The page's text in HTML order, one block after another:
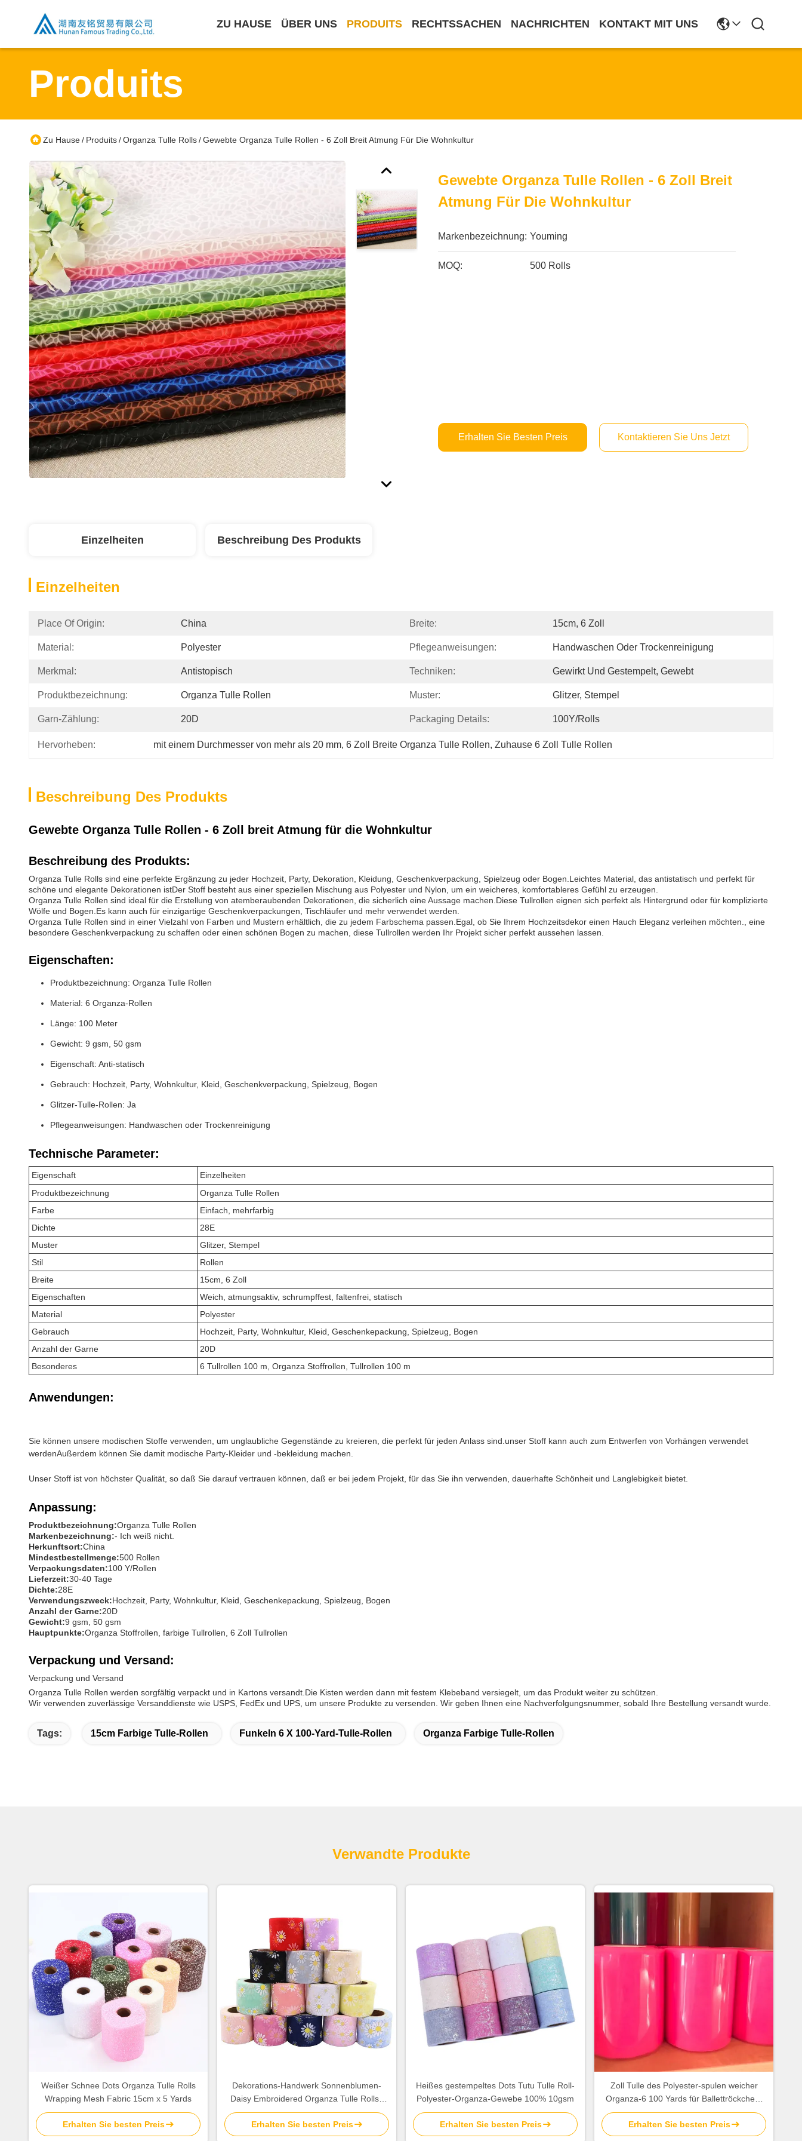
ZU HAUSE ÜBER UNS PRODUITS RECHTSSACHEN NACHRICHTEN KONTAKT MIT UNS
Produits
Zu Hause/ Produits/Organza Tulle Rolls/Gewebte Organza Tulle Rollen - 6 Zoll Breit Atmung Für Die Wohnkultur
Gewebte Organza Tulle Rollen - 6 Zoll Breit
Atmung Für Die Wohnkultur
Markenbezeichnung: Youming
MOQ: 500 Rolls
Erhalten Sie Besten Preis Kontaktieren Sie Uns Jetzt
Einzelheiten Beschreibung Des Produkts
Einzelheiten
Place Of Origin: China Breite: 15cm, 6 Zoll
Material: Polyester Pflegeanweisungen: Handwaschen Oder Trockenreinigung
Merkmal: Antistopisch Techniken: Gewirkt Und Gestempelt, Gewebt
Produktbezeichnung: Organza Tulle Rollen Muster: Glitzer, Stempel
Garn-Zählung: 20D Packaging Details: 100Y/rolls
Hervorheben: mit einem Durchmesser von mehr als 20 mm, 6 Zoll Breite Organza Tulle Rollen, Zuhause 6 Zoll Tulle Rollen
Beschreibung Des Produkts
Gewebte Organza Tulle Rollen - 6 Zoll breit Atmung für die Wohnkultur
Beschreibung des Produkts:
Organza Tulle Rolls sind eine perfekte Ergänzung zu jeder Hochzeit, Party, Dekoration, Kleidung, Geschenkverpackung, Spielzeug oder Bogen.Leichtes Material, das antistatisch und perfekt für
schöne und elegante Dekorationen istDer Stoff besteht aus einer speziellen Mischung aus Polyester und Nylon, um ein weicheres, komfortableres Gefühl zu erzeugen.
Organza Tulle Rollen sind ideal für die Erstellung von atemberaubenden Dekorationen, die sicherlich eine Aussage machen.Diese Tullrollen eignen sich perfekt als Hintergrund oder für komplizierte
Wölfe und Bogen.Es kann auch für einzigartige Geschenkverpackungen, Tischläufer und mehr verwendet werden.
Organza Tulle Rollen sind in einer Vielzahl von Farben und Mustern erhältlich, die zu jedem Farbschema passen.Egal, ob Sie Ihrem Hochzeitsdekor einen Hauch Eleganz verleihen möchten., eine
besondere Geschenkverpackung zu schaffen oder einen schönen Bogen zu machen, diese Tullrollen werden Ihr Projekt sicher perfekt aussehen lassen.
Eigenschaften:
Produktbezeichnung: Organza Tulle Rollen
Material: 6 Organza-Rollen
Länge: 100 Meter
Gewicht: 9 gsm, 50 gsm
Eigenschaft: Anti-statisch
Gebrauch: Hochzeit, Party, Wohnkultur, Kleid, Geschenkverpackung, Spielzeug, Bogen
Glitzer-Tulle-Rollen: Ja
Pflegeanweisungen: Handwaschen oder Trockenreinigung
Technische Parameter:
Eigenschaft
Einzelheiten
Produktbezeichnung
Organza Tulle Rollen
Farbe
Einfach, mehrfarbig
Dichte
28E
Muster
Glitzer, Stempel
Stil
Rollen
Breite
15cm, 6 Zoll
Eigenschaften
Weich, atmungsaktiv, schrumpffest, faltenfrei, statisch
Material
Polyester
Gebrauch
Hochzeit, Party, Wohnkultur, Kleid, Geschenkepackung, Spielzeug, Bogen
Anzahl der Garne
20D
Besonderes
6 Tullrollen 100 m, Organza Stoffrollen, Tullrollen 100 m
Anwendungen:
Sie können unsere modischen Stoffe verwenden, um unglaubliche Gegenstände zu kreieren, die perfekt für jeden Anlass sind.unser Stoff kann auch zum Entwerfen von Vorhängen verwendet
werdenAußerdem können Sie damit modische Party-Kleider und -bekleidung machen.
Unser Stoff ist von höchster Qualität, so daß Sie darauf vertrauen können, daß er bei jedem Projekt, für das Sie ihn verwenden, dauerhafte Schönheit und Langlebigkeit bietet.
Anpassung:
Produktbezeichnung:Organza Tulle Rollen
Markenbezeichnung:- Ich weiß nicht.
Herkunftsort:China
Mindestbestellmenge:500 Rollen
Verpackungsdaten:100 Y/Rollen
Lieferzeit:30-40 Tage
Dichte:28E
Verwendungszweck:Hochzeit, Party, Wohnkultur, Kleid, Geschenkepackung, Spielzeug, Bogen
Anzahl der Garne:20D
Gewicht:9 gsm, 50 gsm
Hauptpunkte:Organza Stoffrollen, farbige Tullrollen, 6 Zoll Tullrollen
Verpackung und Versand:
Verpackung und Versand
Organza Tulle Rollen werden sorgfältig verpackt und in Kartons versandt.Die Kisten werden dann mit festem Klebeband versiegelt, um das Produkt weiter zu schützen.
Wir verwenden zuverlässige Versanddienste wie USPS, FedEx und UPS, um unsere Produkte zu versenden. Wir geben Ihnen eine Nachverfolgungsnummer, sobald Ihre Bestellung versandt wurde.
Tags: 15cm Farbige Tulle-Rollen Funkeln 6 X 100-Yard-Tulle-Rollen Organza Farbige Tulle-Rollen
Verwandte Produkte
Weißer Schnee Dots Organza Tulle Rolls
Wrapping Mesh Fabric 15cm x 5 Yards
Erhalten Sie besten Preis
Dekorations-Handwerk Sonnenblumen-
Daisy Embroidered Organza Tulle Rollss
20d
Erhalten Sie besten Preis
Heißes gestempeltes Dots Tutu Tulle Roll-
Polyester-Organza-Gewebe 100% 10gsm
Erhalten Sie besten Preis
Zoll Tulle des Polyester-spulen weicher
Organza-6 100 Yards für Ballettröckchen-
Hochzeits-Dekoration
Erhalten Sie besten Preis